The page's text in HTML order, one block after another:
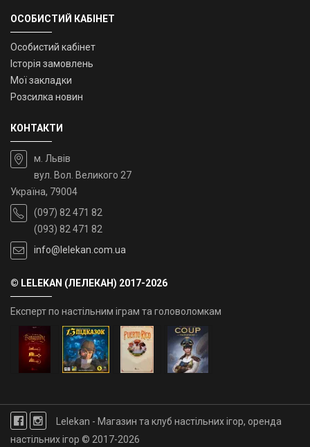
ОСОБИСТИЙ КАБІНЕТ
Особистий кабінет
Історія замовлень
Мої закладки
Розсилка новин
КОНТАКТИ
м. Львів
вул. Вол. Великого 27
Україна, 79004
(097) 82 471 82
(093) 82 471 82
info@lelekan.com.ua
© LELEKAN (ЛЕЛЕКАН) 2017-2026
Експерт по настільним іграм та головоломкам
Lelekan - Магазин та клуб настільних ігор, оренда
настільних ігор © 2017-2026